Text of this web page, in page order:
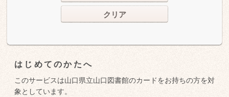
クリア
はじめてのかたへ
このサービスは山口県立山口図書館のカードをお持ちの方を対
象としています。